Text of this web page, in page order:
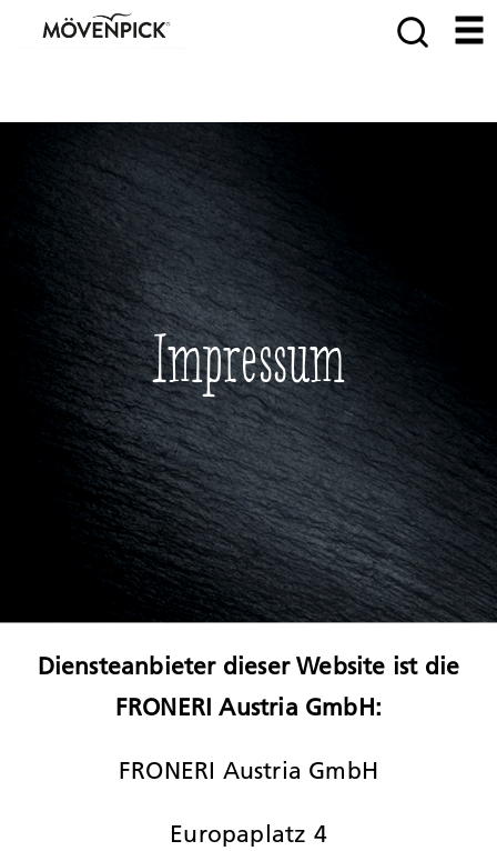
Impressum
Diensteanbieter dieser Website ist die
FRONERI Austria GmbH:
FRONERI Austria GmbH
Europaplatz 4